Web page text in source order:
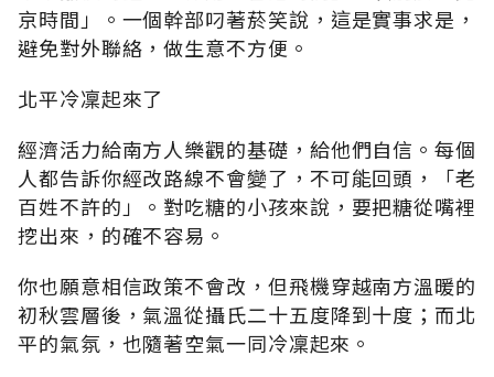
京時間」。一個幹部叼著菸笑說，這是實事求是，
避免對外聯絡，做生意不方便。
北平冷凜起來了
經濟活力給南方人樂觀的基礎，給他們自信。每個
人都告訴你經改路線不會變了，不可能回頭，「老
百姓不許的」。對吃糖的小孩來說，要把糖從嘴裡
挖出來，的確不容易。
你也願意相信政策不會改，但飛機穿越南方溫暖的
初秋雲層後，氣溫從攝氏二十五度降到十度；而北
平的氣氛，也隨著空氣一同冷凜起來。